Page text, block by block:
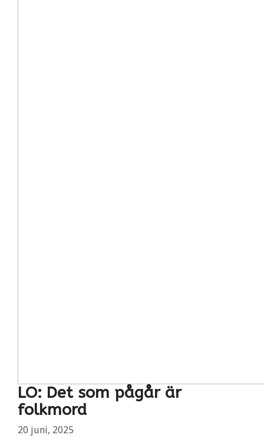
LO: Det som pågår är
folkmord
20 juni, 2025